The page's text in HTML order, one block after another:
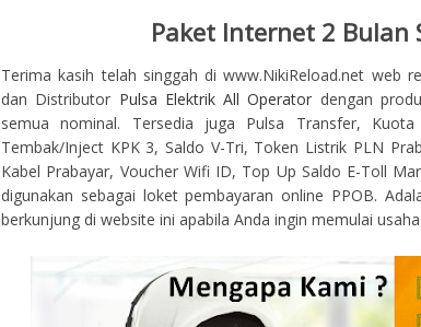
Paket Internet 2 Bulan
Terima kasih telah singgah di www.NikiReload.net web
dan Distributor Pulsa Elektrik All Operator dengan
semua nominal. Tersedia juga Pulsa Transfer,
Tembak/Inject KPK 3, Saldo V-Tri, Token Listrik PLN
Kabel Prabayar, Voucher Wifi ID, Top Up Saldo E-Toll
digunakan sebagai loket pembayaran online PPOB.
berkunjung di website ini apabila Anda ingin memulai